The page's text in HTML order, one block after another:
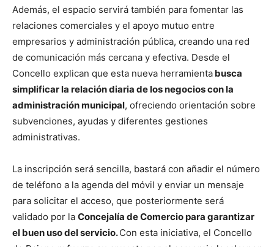
Además, el espacio servirá también para fomentar las
relaciones comerciales y el apoyo mutuo entre
empresarios y administración pública, creando una red
de comunicación más cercana y efectiva. Desde el
Concello explican que esta nueva herramienta busca
simplificar la relación diaria de los negocios con la
administración municipal, ofreciendo orientación sobre
subvenciones, ayudas y diferentes gestiones
administrativas.
La inscripción será sencilla, bastará con añadir el número
de teléfono a la agenda del móvil y enviar un mensaje
para solicitar el acceso, que posteriormente será
validado por la Concejalía de Comercio para garantizar
el buen uso del servicio.Con esta iniciativa, el Concello